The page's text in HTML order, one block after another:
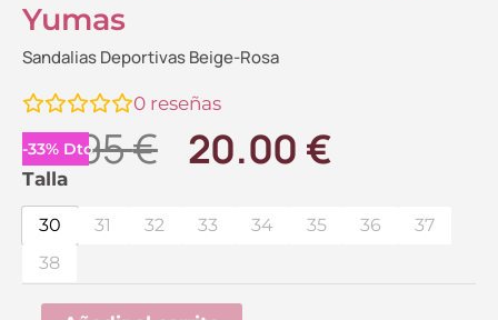
Yumas
Sandalias Deportivas Beige-Rosa
0 reseñas
-33% Dto.
29.95€ El
original
29.95 €.
20.00 €El
actual
Talla
30 31 32 33 34 35 36
37
38
Playera
Duran
Beige-
Rosa
Yumas